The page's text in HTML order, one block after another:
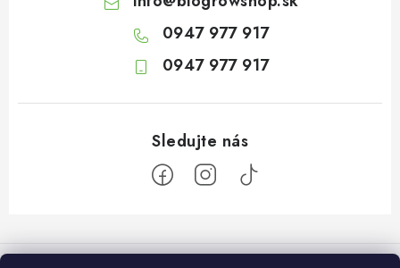
0947 977 917
0947 977 917
á